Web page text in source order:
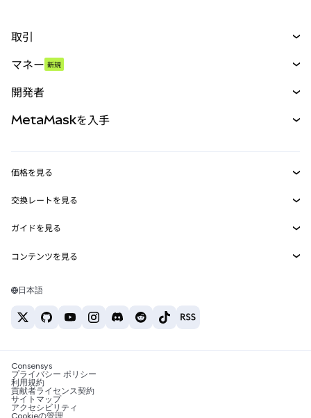
取引
パーペチュアル
RWA
マネー 新規
開発者
MetaMask Connect
Snaps
Web3サービス
MetaMaskを入手
セキュリティ
サポート
キャリア
お問い合わせ
価格を見る
イーサリアムの価格
Solanaの価格
Tetherの価格
交換レートを見る
ETH→USD
USDT→INR
BTC→INR
ETH→USDT
ガイドを見る
ETHの購入
USDTの購入
SHIBの購入
BNBの購入
コンテンツを見る
Solanaウォレット
税制関連ニュース
暗号資産の購入方法は？
ビットコインを売るには？
日本語
Consensys
プライバシー ポリシー
利用規約
貢献者ライセンス契約
サイトマップ
アクセシビリティ
Cookieの管理